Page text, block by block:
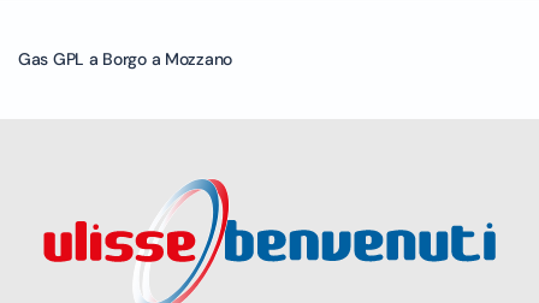
Gas GPL a Borgo a Mozzano